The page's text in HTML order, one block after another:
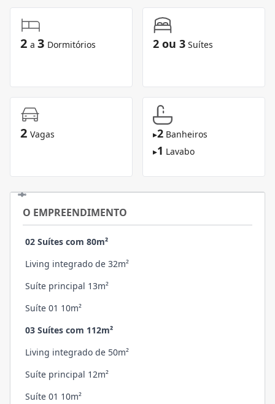
2 a 3 Dormitórios 2 ou 3 Suítes
2 Vagas ▸2 Banheiros
▸1 Lavabo
O EMPREENDIMENTO
02 Suítes com 80m²
Living integrado de 32m²
Suíte principal 13m²
Suíte 01 10m²
03 Suítes com 112m²
Living integrado de 50m²
Suíte principal 12m²
Suíte 01 10m²